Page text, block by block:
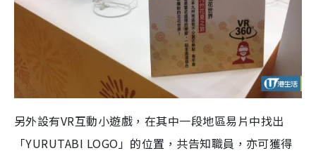
另外設有VR互動小遊戲，在其中一段地區易片中找出
「YURUTABI LOGO」的位置，共告知職員，亦可獲得